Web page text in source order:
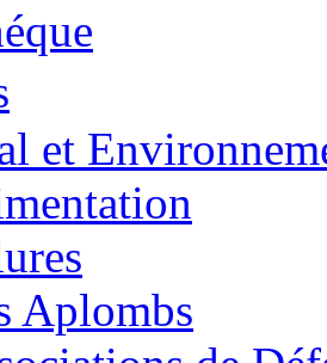
et
Aplombs